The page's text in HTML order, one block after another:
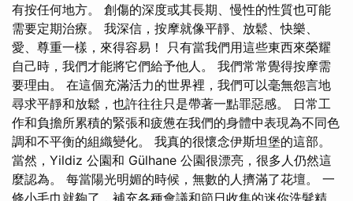
有按任何地方。 創傷的深度或其長期、慢性的性質也可能
需要定期治療。 我深信，按摩就像平靜、放鬆、快樂、
愛、尊重一樣，來得容易！ 只有當我們用這些東西來榮耀
自己時，我們才能將它們給予他人。 我們常常覺得按摩需
要理由。 在這個充滿活力的世界裡，我們可以毫無怨言地
尋求平靜和放鬆，也許往往只是帶著一點罪惡感。 日常工
作和負擔所累積的緊張和疲憊在我們的身體中表現為不同色
調和不平衡的組織變化。 我真的很懷念伊斯坦堡的這部。
當然，Yildiz 公園和 Gülhane 公園很漂亮，很多人仍然這
麼認為。 每當陽光明媚的時候，無數的人擠滿了花壇。 一
條小毛巾就夠了，補充各種會議和節日收集的迷你洗髮精、